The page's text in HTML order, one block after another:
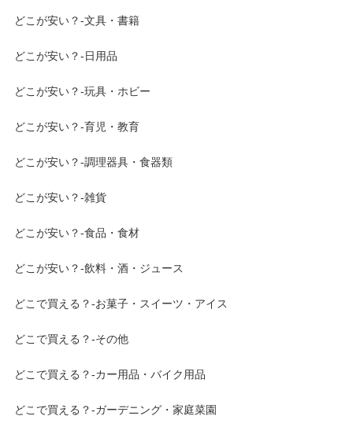
どこが安い？-文具・書籍
どこが安い？-日用品
どこが安い？-玩具・ホビー
どこが安い？-育児・教育
どこが安い？-調理器具・食器類
どこが安い？-雑貨
どこが安い？-食品・食材
どこが安い？-飲料・酒・ジュース
どこで買える？-お菓子・スイーツ・アイス
どこで買える？-その他
どこで買える？-カー用品・バイク用品
どこで買える？-ガーデニング・家庭菜園